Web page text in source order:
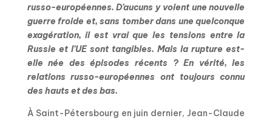
russo-européennes. D’aucuns y voient une nouvelle
guerre froide et, sans tomber dans une quelconque
exagération, il est vrai que les tensions entre la
Russie et l’UE sont tangibles. Mais la rupture est-
elle née des épisodes récents ? En vérité, les
relations russo-européennes ont toujours connu
des hauts et des bas.
À Saint-Pétersbourg en juin dernier, Jean-Claude